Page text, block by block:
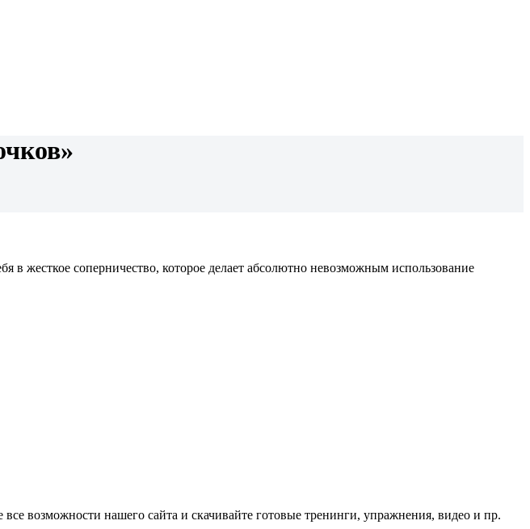
в жесткое соперничество, которое делает абсолютно невозможным использование
возможности нашего сайта и скачивайте готовые тренинги, упражнения, видео и пр.